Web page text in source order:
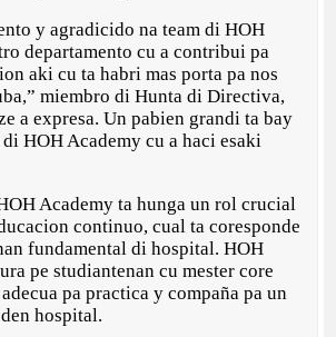
y agradicido na team di HOH
departamento cu a contribui pa
aki cu ta habri mas porta pa nos
miembro di Hunta di Directiva,
a expresa. Un pabien grandi ta bay
HOH Academy cu a haci esaki
Academy ta hunga un rol crucial
continuo, cual ta coresponde
fundamental di hospital. HOH
pe studiantenan cu mester core
pa practica y compaña pa un
hospital.